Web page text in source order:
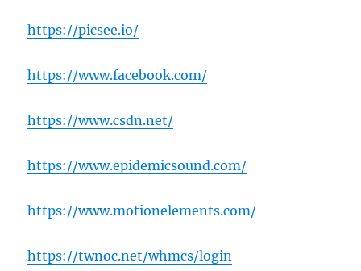
https://picsee.io/
https://www.facebook.com/
https://www.csdn.net/
https://www.epidemicsound.com/
https://www.motionelements.com/
https://twnoc.net/whmcs/login